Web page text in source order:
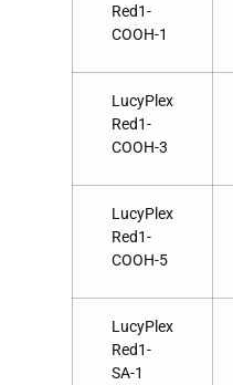
Red1-
COOH-1
LucyPlex
Red1-
COOH-3
LucyPlex
Red1-
COOH-5
LucyPlex
Red1-
SA-1